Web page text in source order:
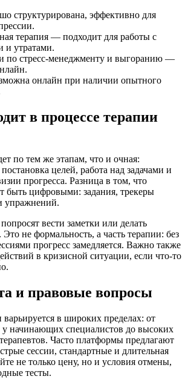
структурирована, эффективно для
терапия — подходит для работы с
и утратами.
по стресс‑менеджменту и выгоранию —
онлайн при наличии опытного
в процессе терапии
по тем же этапам, что и очная:
целей, работа над задачами и
прогресса. Разница в том, что
быть цифровыми: задания, трекеры
упражнений.
вести заметки или делать
не формальность, а часть терапии: без
прогресс замедляется. Важно также
в кризисной ситуации, если что‑то
и правовые вопросы
варьируется в широких пределах: от
у начинающих специалистов до высоких
Часто платформы предлагают
сессии, стандартные и длительная
не только цену, но и условия отмены,
тесты.